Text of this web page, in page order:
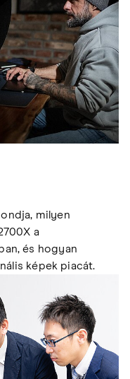
milyen
a
és hogyan
képek piacát.